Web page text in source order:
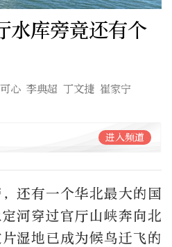
水库旁竟还有个
心 李典超 丁文捷 崔家宁
进入频道
还有一个华北最大的国
河穿过官厅山峡奔向北
湿地已成为候鸟迁飞的